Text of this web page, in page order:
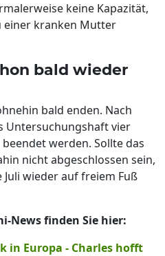
keine Kapazität,
einer kranken Mutter
bald wieder
bald enden. Nach
Untersuchungshaft vier
werden. Sollte das
nicht abgeschlossen sein,
wieder auf freiem Fuß
News finden Sie hier:
in Europa - Charles hofft